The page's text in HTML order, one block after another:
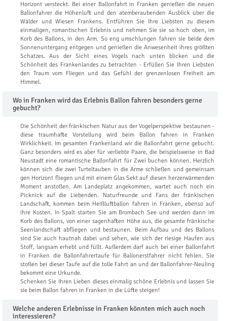
Horizont versteckt. Bei einer Ballonfahrt in Franken genießen die neuen
Ballonfahrer die Höhenluft und den atemberaubenden Ausblick über die
Wälder und Wiesen Frankens. Entführen Sie Ihre Liebsten zu diesem
einmaligen, romantischen Erlebnis und nehmen Sie sie so hoch oben, im
Korb des Ballons, in den Arm. So eng umschlungen fahren sie beide dem
Sonnenuntergang entgegen und genießen die Anwesenheit ihres größten
Schatzes. Aus der Sicht eines Vogels nach unten blicken und die
Schönheit des Frankenlandes zu betrachten - Erfüllen Sie Ihren Liebsten
den Traum vom Fliegen und das Gefühl der grenzenlosen Freiheit am
Himmel.
Wo in Franken wird das Erlebnis Ballon fahren besonders gerne
gebucht?
Die Schönheit der fränkischen Natur aus der Vogelperspektive bestaunen -
diese traumhafte Vorstellung wird beim Ballon fahren in Franken
Wirklichkeit. Im gesamten Frankenland wir die Ballonfahrt gerne gebucht.
Ganz besonders wird es aber für verliebte Paare, die beispielsweise in Bad
Neustadt eine romantische Ballonfahrt für Zwei buchen können. Herzlich
können sich die zwei Turteltauben in die Arme schließen und gemeinsam
gen Horizont fliegen und mit einem Glas Sekt auf diesen herzerwärmenden
Moment anstoßen. Am Landeplatz angekommen, wartet auch noch ein
Picknick auf die Liebenden. Naturfreunde und Fans der fränkischen
Landschaft, kommen beim Heißluftballon fahren in Franken, ebenso auf
ihre Kosten. In Spalt starten Sie am Brombach See und werden dann im
Korb des Ballons, von einer sagenhaften Höhe aus, die gesamte fränkische
Seenlandschaft abfliegen und bestaunen. Beim Aufbau und des Ballons
sind Sie auch hautnah dabei und sehen, wie sich der riesige Haufen aus
Stoff, langsam erhebt und füllt. Außerdem darf auch bei einer Ballonfahrt
in Franken die Ballonfahrertaufe für Ballonerstfahrer nicht fehlen. Sie
stoßen bei dieser Taufe auf die tolle Fahrt an und der Ballonfahrer-Neuling
bekommt eine Urkunde.
Schenken Sie Ihren Lieben dieses einmalig schöne Erlebnis und lassen Sie
sie beim Ballon fahren in Franken in die Lüfte steigen!
Welche anderen Erlebnisse in Franken könnten mich auch noch
interessieren?